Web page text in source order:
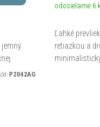
P2042AG
odosielame 6
Ľahké
retiazkou a
moderne.